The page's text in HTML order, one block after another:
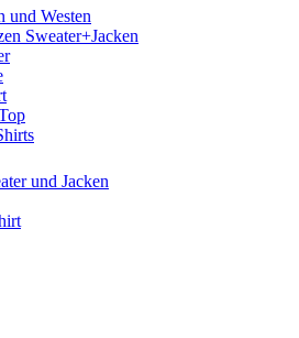
und Westen
Sweater+Jacken
und Jacken